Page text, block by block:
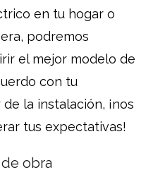
en tu hogar o
podremos
el mejor modelo de
con tu
la instalación, ¡nos
tus expectativas!
obra